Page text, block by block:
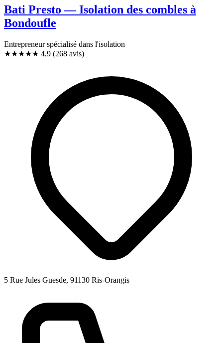
Bati Presto — Isolation des combles à
Bondoufle
Entrepreneur spécialisé dans l'isolation
★★★★★ 4,9 (268 avis)
5 Rue Jules Guesde, 91130 Ris-Orangis